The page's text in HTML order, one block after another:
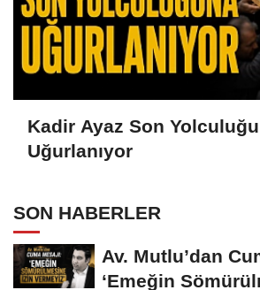
Kadir Ayaz Son
Uğurlanıyor
SON HABERLER
Av. Mutlu’dan
‘Emeğin